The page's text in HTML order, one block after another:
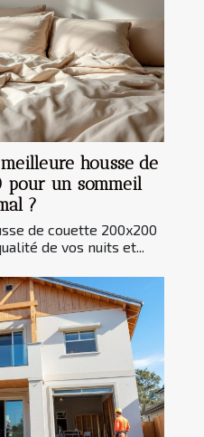
housse de
un sommeil
?
de couette 200x200
de vos nuits et...